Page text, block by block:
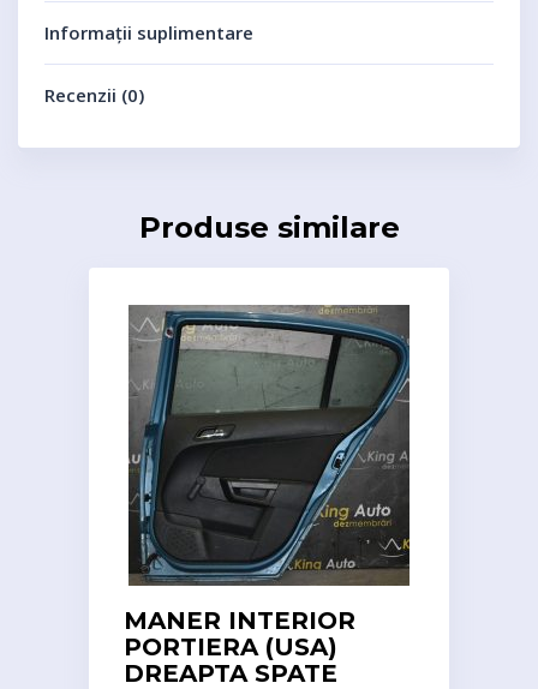
Informații suplimentare
Recenzii (0)
Produse similare
MANER INTERIOR
PORTIERA (USA)
DREAPTA SPATE